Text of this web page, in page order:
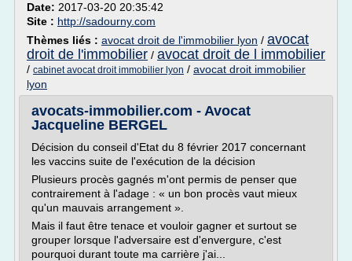
Date: 2017-03-20 20:35:42
Site : http://sadourny.com
Thèmes liés : avocat droit de l'immobilier lyon / avocat
droit de l'immobilier / avocat droit de l immobilier
/ cabinet avocat droit immobilier lyon / avocat droit immobilier
lyon
avocats-immobilier.com - Avocat
Jacqueline BERGEL
Décision du conseil d'Etat du 8 février 2017 concernant
les vaccins suite de l'exécution de la décision
Plusieurs procès gagnés m'ont permis de penser que
contrairement à l'adage : « un bon procès vaut mieux
qu'un mauvais arrangement ».
Mais il faut être tenace et vouloir gagner et surtout se
grouper lorsque l'adversaire est d'envergure, c'est
pourquoi durant toute ma carrière j'ai...